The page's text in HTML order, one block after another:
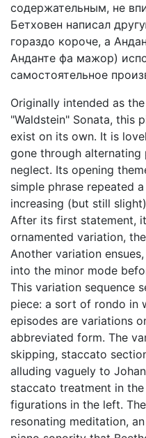
содержательным, не
Бетховен написал
гораздо короче, а
Анданте фа мажор)
самостоятельное
Originally intended as
"Waldstein" Sonata, this
exist on its own. It is
gone through
neglect. Its opening
simple phrase repeated
increasing (but still
After its first statement,
ornamented variation,
Another variation
into the minor mode
This variation sequence
piece: a sort of rondo in
episodes are variations
abbreviated form. The
skipping, staccato
alluding vaguely to
staccato treatment in
figurations in the left.
resonating meditation,